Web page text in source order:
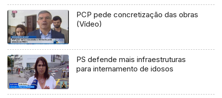
PCP pede concretização das obras
(Vídeo)
PS defende mais infraestruturas
para internamento de idosos